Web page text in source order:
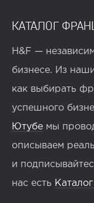
КАТАЛОГ
H&F —
бизнесе. Из
как выбирать
успешного
Ютубе мы
описываем
и
нас есть